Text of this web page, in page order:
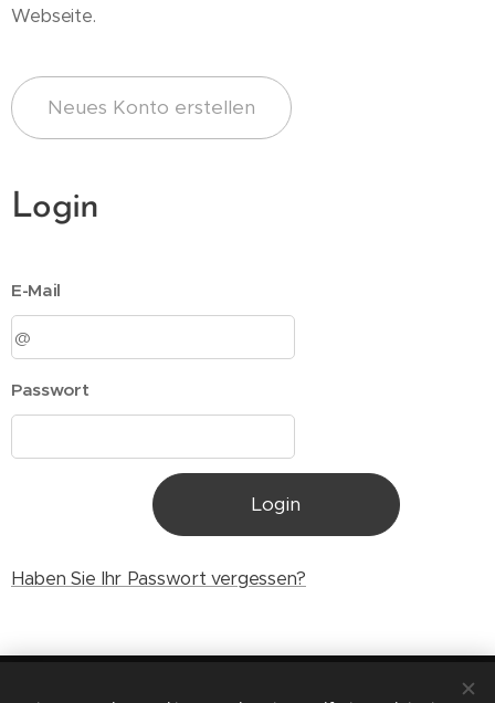
Webseite.
Neues Konto erstellen
Login
E-Mail
Passwort
Login
Haben Sie Ihr Passwort vergessen?